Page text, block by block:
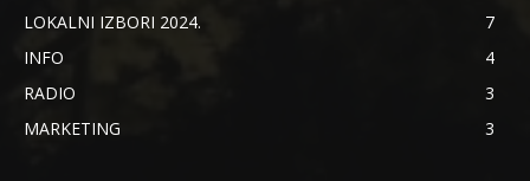
LOKALNI IZBORI 2024.
7
INFO
4
RADIO
3
MARKETING
3